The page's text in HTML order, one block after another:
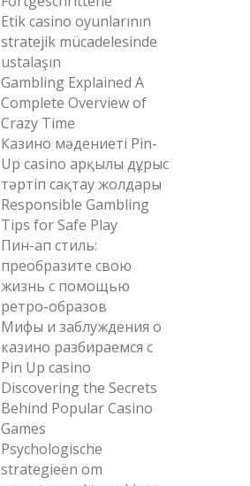
Etik casino oyunlarının
stratejik mücadelesinde
ustalaşın
Gambling Explained A
Complete Overview of
Crazy Time
Казино мәдениеті Pin-
Up casino арқылы дұрыс
тәртіп сақтау жолдары
Responsible Gambling
Tips for Safe Play
Пин-ап стиль:
преобразите свою
жизнь с помощью
ретро-образов
Мифы и заблуждения о
казино разбираемся с
Pin Up casino
Discovering the Secrets
Behind Popular Casino
Games
Psychologische
strategieën om